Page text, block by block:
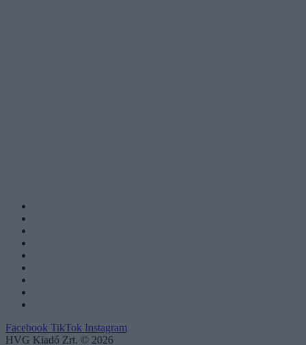
Facebook TikTok Instagram
HVG Kiadó Zrt. © 2026